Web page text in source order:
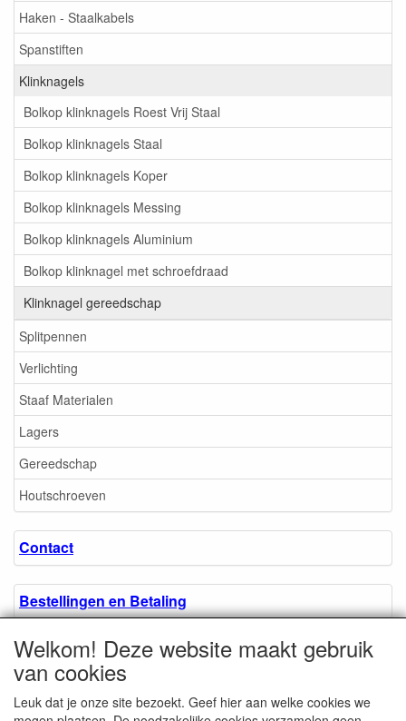
Haken - Staalkabels
Spanstiften
Klinknagels
Bolkop klinknagels Roest Vrij Staal
Bolkop klinknagels Staal
Bolkop klinknagels Koper
Bolkop klinknagels Messing
Bolkop klinknagels Aluminium
Bolkop klinknagel met schroefdraad
Klinknagel gereedschap
Splitpennen
Verlichting
Staaf Materialen
Lagers
Gereedschap
Houtschroeven
Contact
Bestellingen en Betaling
Algemene voorwaarden
Over ons.
Welkom! Deze website maakt gebruik
van cookies
Leuk dat je onze site bezoekt. Geef hier aan welke cookies we